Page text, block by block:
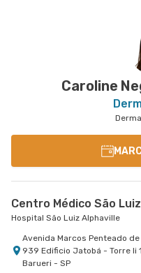
Caroline
Centro Médico São
Hospital São Luiz Alphaville
Avenida Marcos Penteado
939 Edificio Jatobá - Torre Ii
Barueri - SP